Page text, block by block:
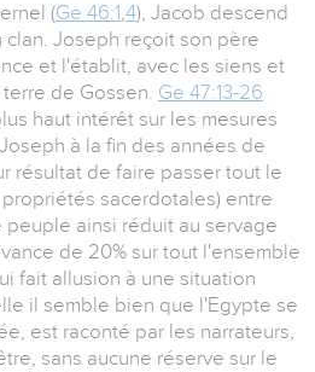
(Ge 46:1,4), Jacob descend
Joseph reçoit son père
et l'établit, avec les siens et
de Gossen. Ge 47:13-26
haut intérêt sur les mesures
à la fin des années de
résultat de faire passer tout le
sacerdotales) entre
peuple ainsi réduit au servage
de 20% sur tout l'ensemble
fait allusion à une situation
il semble bien que l'Egypte se
est raconté par les narrateurs,
sans aucune réserve sur le